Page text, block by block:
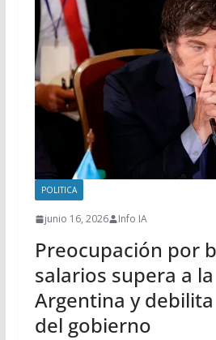
POLITICA
junio 16, 2026 Info IA
Preocupación por
salarios supera a
Argentina y
del gobierno